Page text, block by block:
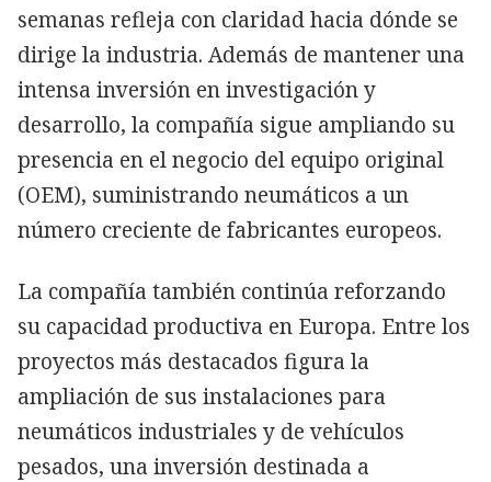
semanas refleja con claridad hacia dónde se
dirige la industria. Además de mantener una
intensa inversión en investigación y
desarrollo, la compañía sigue ampliando su
presencia en el negocio del equipo original
(OEM), suministrando neumáticos a un
número creciente de fabricantes europeos.
La compañía también continúa reforzando
su capacidad productiva en Europa. Entre los
proyectos más destacados figura la
ampliación de sus instalaciones para
neumáticos industriales y de vehículos
pesados, una inversión destinada a